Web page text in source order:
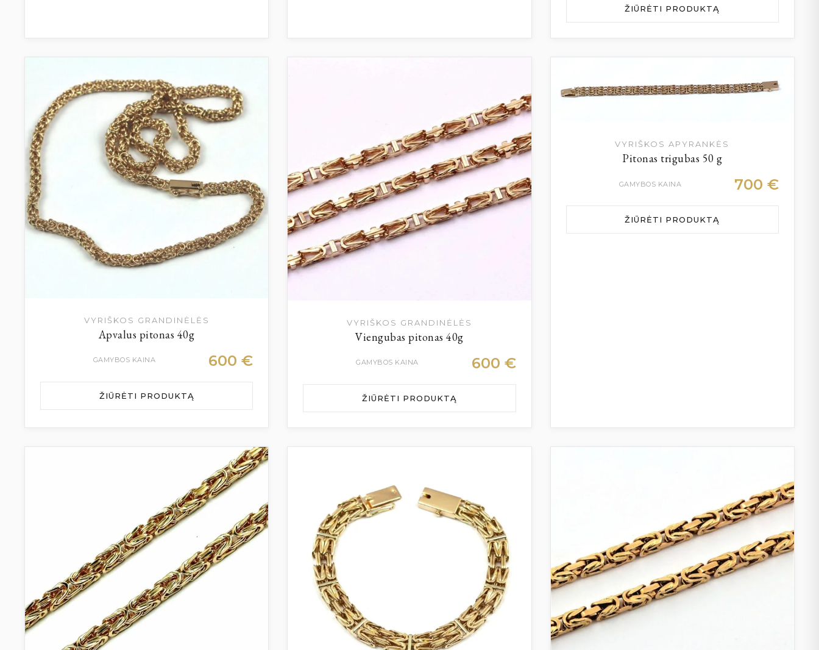
ŽIŪRĖTI PRODUKTĄ
VYRIŠKOS GRANDINĖLĖS
Apvalus pitonas 40g
GAMYBOS KAINA 600€
ŽIŪRĖTI PRODUKTĄ
VYRIŠKOS GRANDINĖLĖS
Viengubas pitonas 40g
GAMYBOS KAINA 600 €
ŽIŪRĖTI PRODUKTĄ
VYRIŠKOS APYRANKĖS
Pitonas trigubas 50 g
GAMYBOS KAINA 700 €
ŽIŪRĖTI PRODUKTĄ